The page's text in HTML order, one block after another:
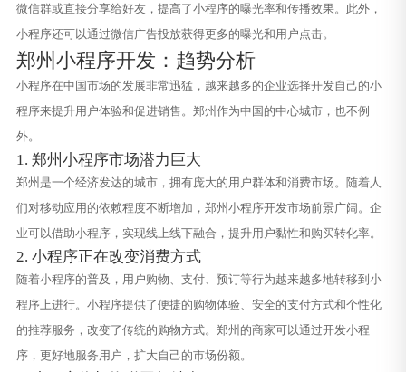
微信群或直接分享给好友，提高了小程序的曝光率和传播效果。此外，
小程序还可以通过微信广告投放获得更多的曝光和用户点击。
郑州小程序开发：趋势分析
小程序在中国市场的发展非常迅猛，越来越多的企业选择开发自己的小
程序来提升用户体验和促进销售。郑州作为中国的中心城市，也不例
外。
1. 郑州小程序市场潜力巨大
郑州是一个经济发达的城市，拥有庞大的用户群体和消费市场。随着人
们对移动应用的依赖程度不断增加，郑州小程序开发市场前景广阔。企
业可以借助小程序，实现线上线下融合，提升用户黏性和购买转化率。
2. 小程序正在改变消费方式
随着小程序的普及，用户购物、支付、预订等行为越来越多地转移到小
程序上进行。小程序提供了便捷的购物体验、安全的支付方式和个性化
的推荐服务，改变了传统的购物方式。郑州的商家可以通过开发小程
序，更好地服务用户，扩大自己的市场份额。